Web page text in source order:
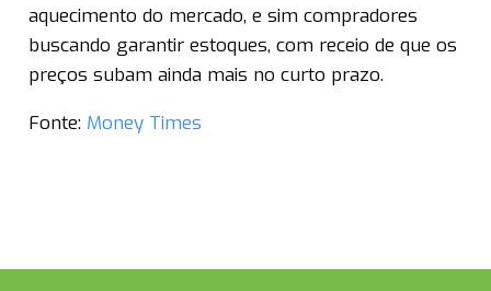
aquecimento do mercado, e sim compradores
buscando garantir estoques, com receio de que os
preços subam ainda mais no curto prazo.
Fonte: Money Times